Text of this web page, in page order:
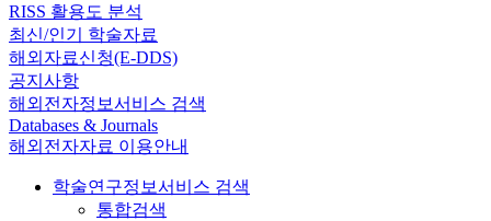
RISS 활용도 분석
최신/인기 학술자료
해외자료신청(E-DDS)
공지사항
해외전자정보서비스 검색
Databases & Journals
해외전자자료 이용안내
학술연구정보서비스 검색
통합검색